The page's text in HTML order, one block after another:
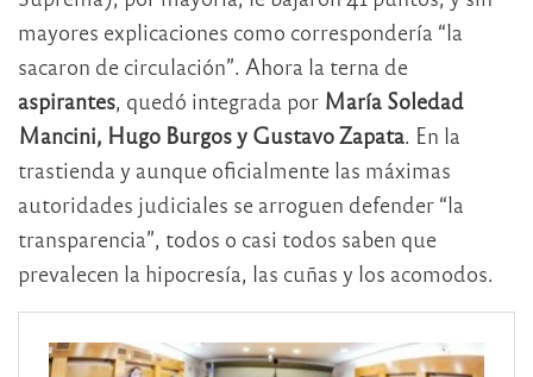
mayores explicaciones como correspondería “la
sacaron de circulación”. Ahora la terna de
aspirantes, quedó integrada por María Soledad
Mancini, Hugo Burgos y Gustavo Zapata. En la
trastienda y aunque oficialmente las máximas
autoridades judiciales se arroguen defender “la
transparencia”, todos o casi todos saben que
prevalecen la hipocresía, las cuñas y los acomodos.